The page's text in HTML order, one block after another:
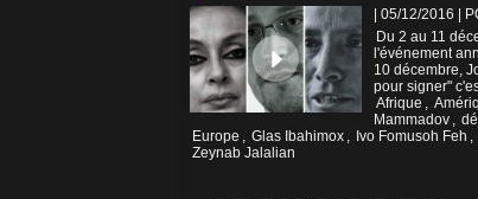
| 05/12/2016
Du 2 au 11
l'événement
10 décembre,
pour signer"
Afrique ,
Mammadov ,
Europe , Glas Ibahimox , Ivo Fomusoh Feh ,
Zeynab Jalalian